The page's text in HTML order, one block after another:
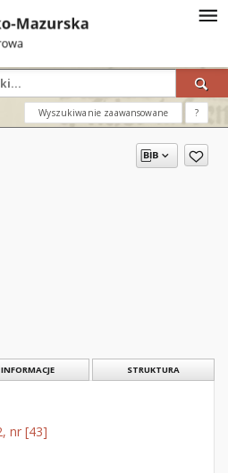
Wyszukiwanie zaawansowane ?
INFORMACJE STRUKTURA
nr [43]